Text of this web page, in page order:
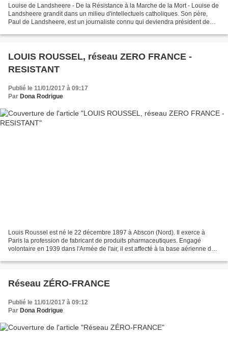
Louise de Landsheere - De la Résistance à la Marche de la Mort - Louise de
Landsheere grandit dans un milieu d'intellectuels catholiques. Son père,
Paul de Landsheere, est un journaliste connu qui deviendra président de
LOUIS ROUSSEL, réseau ZERO FRANCE -
RESISTANT
Publié le 11/01/2017 à 09:17
Par Dona Rodrigue
Louis Roussel est né le 22 décembre 1897 à Abscon (Nord). Il exerce à
Paris la profession de fabricant de produits pharmaceutiques. Engagé
volontaire en 1939 dans l'Armée de l'air, il est affecté à la base aérienne de
Réseau ZÉRO-FRANCE
Publié le 11/01/2017 à 09:12
Par Dona Rodrigue